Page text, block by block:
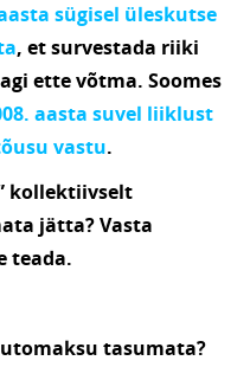
sügisel üleskutse
, et survestada riiki
ette võtma. Soomes
aasta suvel liiklust
vastu.
kollektiivselt
jätta? Vasta
teada.
tasumata?